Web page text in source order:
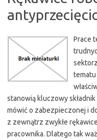
Prace
tematu
stanowią kluczowy
mówić o zabezpieczonej i
z zewnątrz zwykłe
pracownika. Dlatego tak